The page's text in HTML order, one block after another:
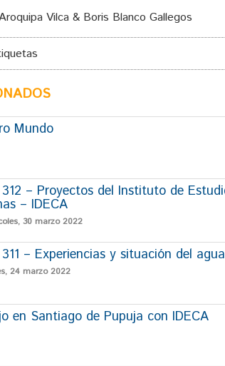
Vilca & Boris Blanco Gallegos
Mundo
– Proyectos del Instituto de
– IDECA
30 marzo 2022
– Experiencias y situación del
24 marzo 2022
en Santiago de Pupuja con IDECA